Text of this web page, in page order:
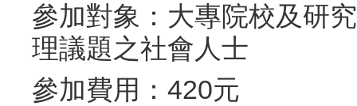
參加對象：大專院校及研
理議題之社會人士
參加費用：420元